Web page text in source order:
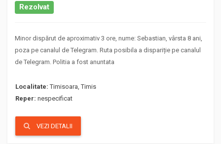
Rezolvat
Minor dispărut de aproximativ 3 ore, nume: Sebastian, vârsta 8 ani,
poza pe canalul de Telegram. Ruta posibila a dispariție pe canalul
de Telegram. Politia a fost anuntata
Localitate: Timisoara, Timis
Reper: nespecificat
VEZI DETALII